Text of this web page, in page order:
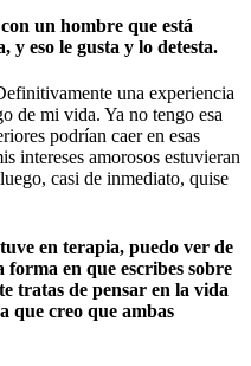
un hombre que está
y eso le gusta y lo detesta.
una experiencia
de mi vida. Ya no tengo esa
podrían caer en esas
intereses amorosos estuvieran
casi de inmediato, quise
en terapia, puedo ver de
forma en que escribes sobre
tratas de pensar en la vida
que creo que ambas